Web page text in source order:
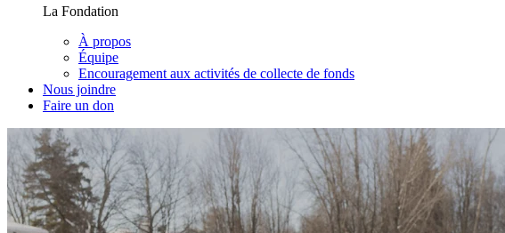
La Fondation
À propos
Équipe
Encouragement aux activités de collecte de fonds
Nous joindre
Faire un don